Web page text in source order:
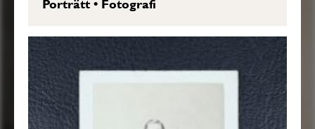
Porträtt• Fotografi